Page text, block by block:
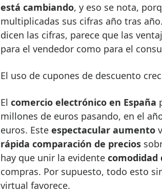
está cambiando, y eso se nota,
multiplicadas sus cifras año tras
dicen las cifras, parece que las
para el vendedor como para el
El uso de cupones de descuento
El comercio electrónico en España
millones de euros pasando, en el
euros. Este espectacular aumento
rápida comparación de precios
hay que unir la evidente comodidad
compras. Por supuesto, todo esto
virtual favorece.